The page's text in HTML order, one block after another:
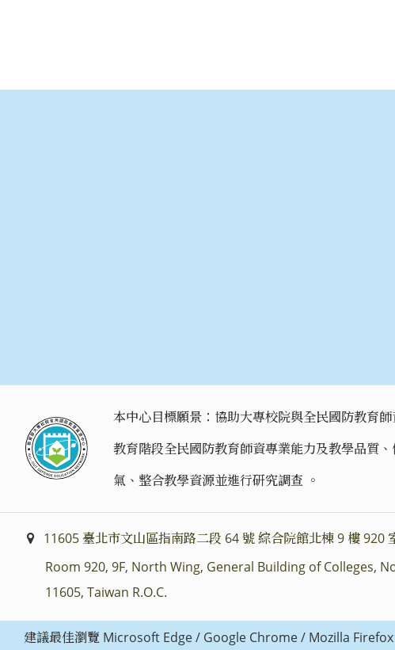
本中心目標願景：協助大專校院與全民國防教育
教育階段全民國防教育師資專業能力及教學品質
氣、整合教學資源並進行研究調查 。
11605 臺北市文山區指南路二段 64 號 綜合院館北棟 9 樓 920
Room 920, 9F, North Wing, General Building of Colleges,
11605, Taiwan R.O.C.
建議最佳瀏覽 Microsoft Edge / Google Chrome / Mozilla